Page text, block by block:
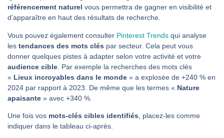
référencement naturel vous permettra de gagner en visibilité et
d’apparaître en haut des résultats de recherche.
Vous pouvez également consulter Pinterest Trends qui analyse
les tendances des mots clés par secteur. Cela peut vous
donner quelques pistes à adapter selon votre activité et votre
audience cible . Par exemple la recherches des mots clés
« Lieux incroyables dans le monde » a explosée de +240 % en
2024 par rapport à 2023. De même que les termes « Nature
apaisante » avec +340 %.
Une fois vos mots-clés cibles identifiés , placez-les comme
indiquer dans le tableau ci-après.